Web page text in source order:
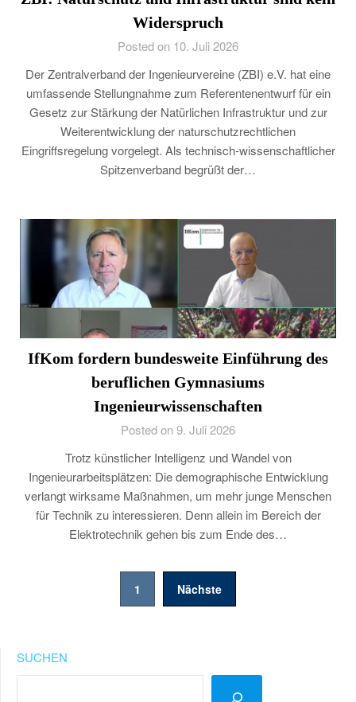
Widerspruch
Posted on 10. Juli 2026
Der Zentralverband der Ingenieurvereine (ZBI) e.V. hat eine
umfassende Stellungnahme zum Referentenentwurf für ein
Gesetz zur Stärkung der Natürlichen Infrastruktur und zur
Weiterentwicklung der naturschutzrechtlichen
Eingriffsregelung vorgelegt. Als technisch-wissenschaftlicher
Spitzenverband begrüßt der…
IfKom fordern bundesweite Einführung des
beruflichen Gymnasiums
Ingenieurwissenschaften
Posted on 9. Juli 2026
Trotz künstlicher Intelligenz und Wandel von
Ingenieurarbeitsplätzen: Die demographische Entwicklung
verlangt wirksame Maßnahmen, um mehr junge Menschen
für Technik zu interessieren. Denn allein im Bereich der
Elektrotechnik gehen bis zum Ende des…
Seitennummerierung
1 Nächste
SUCHEN